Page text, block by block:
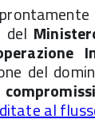
del
del
al